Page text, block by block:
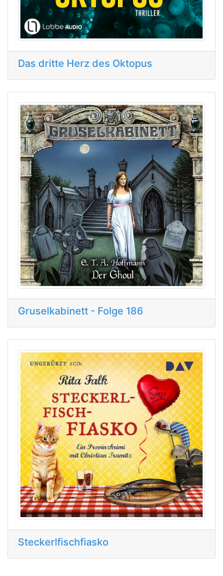
Das dritte Herz des Oktopus
Gruselkabinett - Folge 186
Steckerlfischfiasko